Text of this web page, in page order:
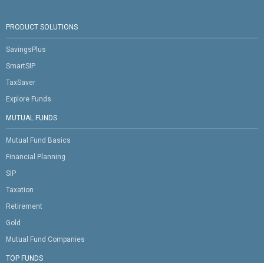
PRODUCT SOLUTIONS
SavingsPlus
SmartSIP
TaxSaver
Explore Funds
MUTUAL FUNDS
Mutual Fund Basics
Financial Planning
SIP
Taxation
Retirement
Gold
Mutual Fund Companies
TOP FUNDS